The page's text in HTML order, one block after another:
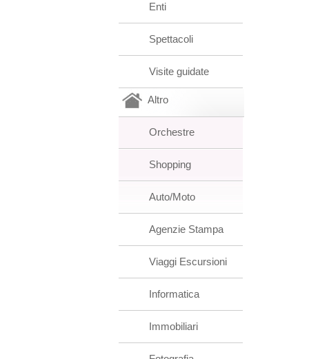
Enti
Spettacoli
Visite guidate
Altro
Orchestre
Shopping
Auto/Moto
Agenzie Stampa
Viaggi Escursioni
Informatica
Immobiliari